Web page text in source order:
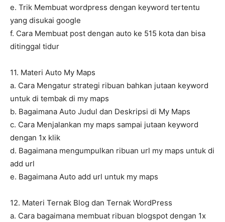
e. Trik Membuat wordpress dengan keyword tertentu
yang disukai google
f. Cara Membuat post dengan auto ke 515 kota dan bisa
ditinggal tidur
11. Materi Auto My Maps
a. Cara Mengatur strategi ribuan bahkan jutaan keyword
untuk di tembak di my maps
b. Bagaimana Auto Judul dan Deskripsi di My Maps
c. Cara Menjalankan my maps sampai jutaan keyword
dengan 1x klik
d. Bagaimana mengumpulkan ribuan url my maps untuk di
add url
e. Bagaimana Auto add url untuk my maps
12. Materi Ternak Blog dan Ternak WordPress
a. Cara bagaimana membuat ribuan blogspot dengan 1x